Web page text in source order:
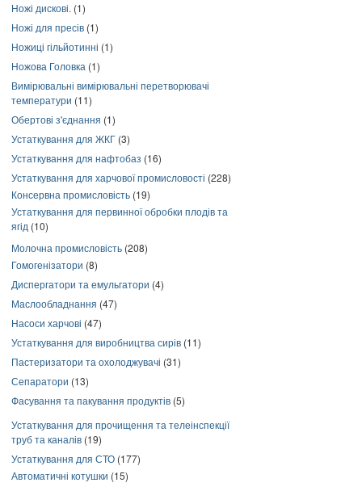
Ножі дискові. (1)
Ножі для пресів (1)
Ножиці гільйотинні (1)
Ножова Головка (1)
Вимірювальні вимірювальні перетворювачі
температури (11)
Обертові з'єднання (1)
Устаткування для ЖКГ (3)
Устаткування для нафтобаз (16)
Устаткування для харчової промисловості (228)
Консервна промисловість (19)
Устаткування для первинної обробки плодів та
ягід (10)
Молочна промисловість (208)
Гомогенізатори (8)
Диспергатори та емульгатори (4)
Маслообладнання (47)
Насоси харчові (47)
Устаткування для виробництва сирів (11)
Пастеризатори та охолоджувачі (31)
Сепаратори (13)
Фасування та пакування продуктів (5)
Устаткування для прочищення та телеінспекції
труб та каналів (19)
Устаткування для СТО (177)
Автоматичні котушки (15)